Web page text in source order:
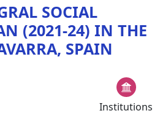
SOCIAL
(2021-24) IN THE
SPAIN
Institutions